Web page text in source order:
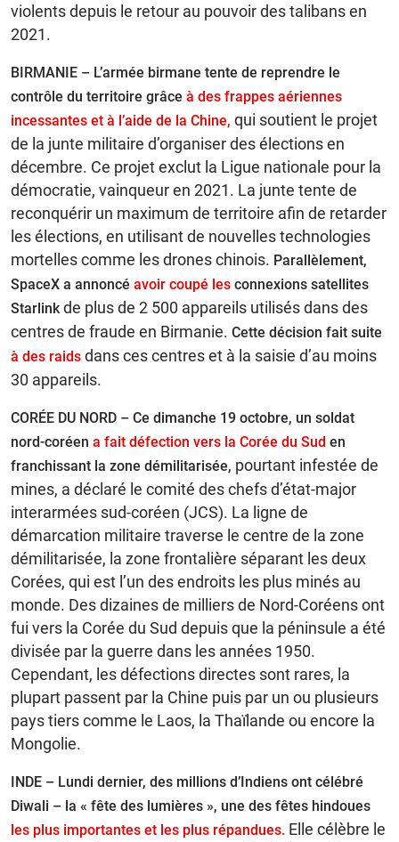
violents depuis le retour au pouvoir des talibans en
2021.
BIRMANIE – L’armée birmane tente de reprendre le
contrôle du territoire grâce à des frappes aériennes
incessantes et à l’aide de la Chine, qui soutient le projet
de la junte militaire d’organiser des élections en
décembre. Ce projet exclut la Ligue nationale pour la
démocratie, vainqueur en 2021. La junte tente de
reconquérir un maximum de territoire afin de retarder
les élections, en utilisant de nouvelles technologies
mortelles comme les drones chinois. Parallèlement,
SpaceX a annoncé avoir coupé les connexions satellites
Starlink de plus de 2 500 appareils utilisés dans des
centres de fraude en Birmanie. Cette décision fait suite
à des raids dans ces centres et à la saisie d’au moins
30 appareils.
CORÉE DU NORD – Ce dimanche 19 octobre, un soldat
nord-coréen a fait défection vers la Corée du Sud en
franchissant la zone démilitarisée, pourtant infestée de
mines, a déclaré le comité des chefs d’état-major
interarmées sud-coréen (JCS). La ligne de
démarcation militaire traverse le centre de la zone
démilitarisée, la zone frontalière séparant les deux
Corées, qui est l’un des endroits les plus minés au
monde. Des dizaines de milliers de Nord-Coréens ont
fui vers la Corée du Sud depuis que la péninsule a été
divisée par la guerre dans les années 1950.
Cependant, les défections directes sont rares, la
plupart passent par la Chine puis par un ou plusieurs
pays tiers comme le Laos, la Thaïlande ou encore la
Mongolie.
INDE – Lundi dernier, des millions d’Indiens ont célébré
Diwali – la « fête des lumières », une des fêtes hindoues
les plus importantes et les plus répandues. Elle célèbre le